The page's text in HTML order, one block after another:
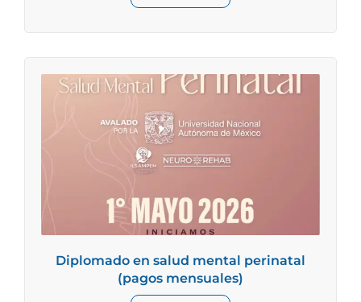
Diplomado en salud mental perinatal
(pagos mensuales)